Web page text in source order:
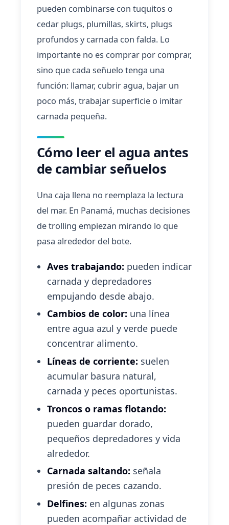
pueden combinarse con tuquitos o
cedar plugs, plumillas, skirts, plugs
profundos y carnada con falda. Lo
importante no es comprar por comprar,
sino que cada señuelo tenga una
función: llamar, cubrir agua, bajar un
poco más, trabajar superficie o imitar
carnada pequeña.
Cómo leer el agua antes
de cambiar señuelos
Una caja llena no reemplaza la lectura
del mar. En Panamá, muchas decisiones
de trolling empiezan mirando lo que
pasa alrededor del bote.
Aves trabajando: pueden indicar
carnada y depredadores
empujando desde abajo.
Cambios de color: una línea
entre agua azul y verde puede
concentrar alimento.
Líneas de corriente: suelen
acumular basura natural,
carnada y peces oportunistas.
Troncos o ramas flotando:
pueden guardar dorado,
pequeños depredadores y vida
alrededor.
Carnada saltando: señala
presión de peces cazando.
Delfines: en algunas zonas
pueden acompañar actividad de